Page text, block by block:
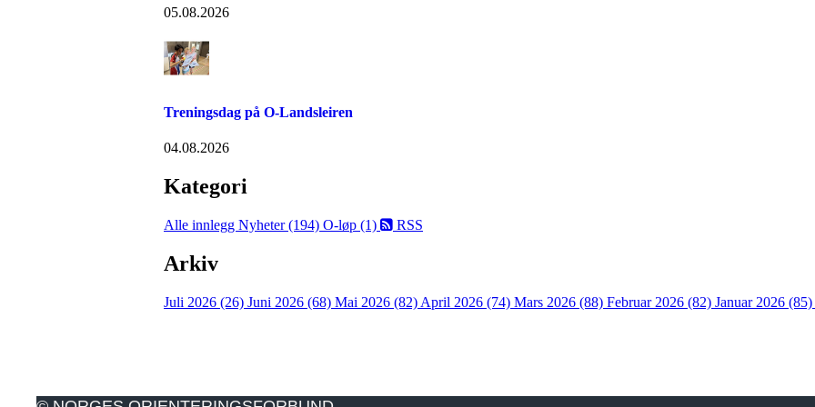
05.08.2026
Treningsdag på O-Landsleiren
04.08.2026
Kategori
Alle innlegg Nyheter (194) O-løp (1) RSS
Arkiv
Juli 2026 (26) Juni 2026 (68) Mai 2026 (82) April 2026 (74) Mars 2026 (88) Februar 2026 (82) Januar 2026 (85)